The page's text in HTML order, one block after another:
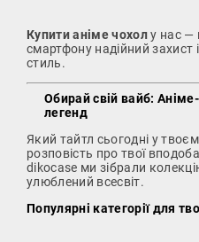
Купити аніме чохолу нас —
смартфону надійний захист
стиль.
Обирай свій вайб:
легенд
Який тайтл сьогодні у
розповість про твої
dikocase ми зібрали
улюблений всесвіт.
Популярні категорії для